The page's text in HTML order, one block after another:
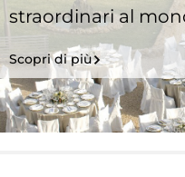
straordinari al
Scopri di più